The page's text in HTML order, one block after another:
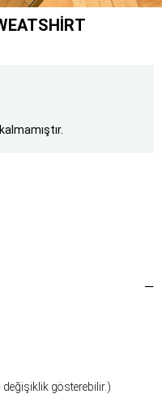
gösterebilir.)